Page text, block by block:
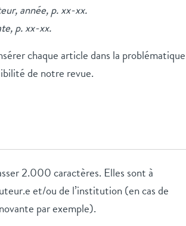
année, p. xx-xx.
p. xx-xx.
chaque article dans la problématique
de notre revue.
2.000 caractères. Elles sont à
et/ou de l’institution (en cas de
par exemple).